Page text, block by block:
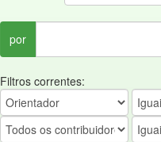
por
Filtros correntes: